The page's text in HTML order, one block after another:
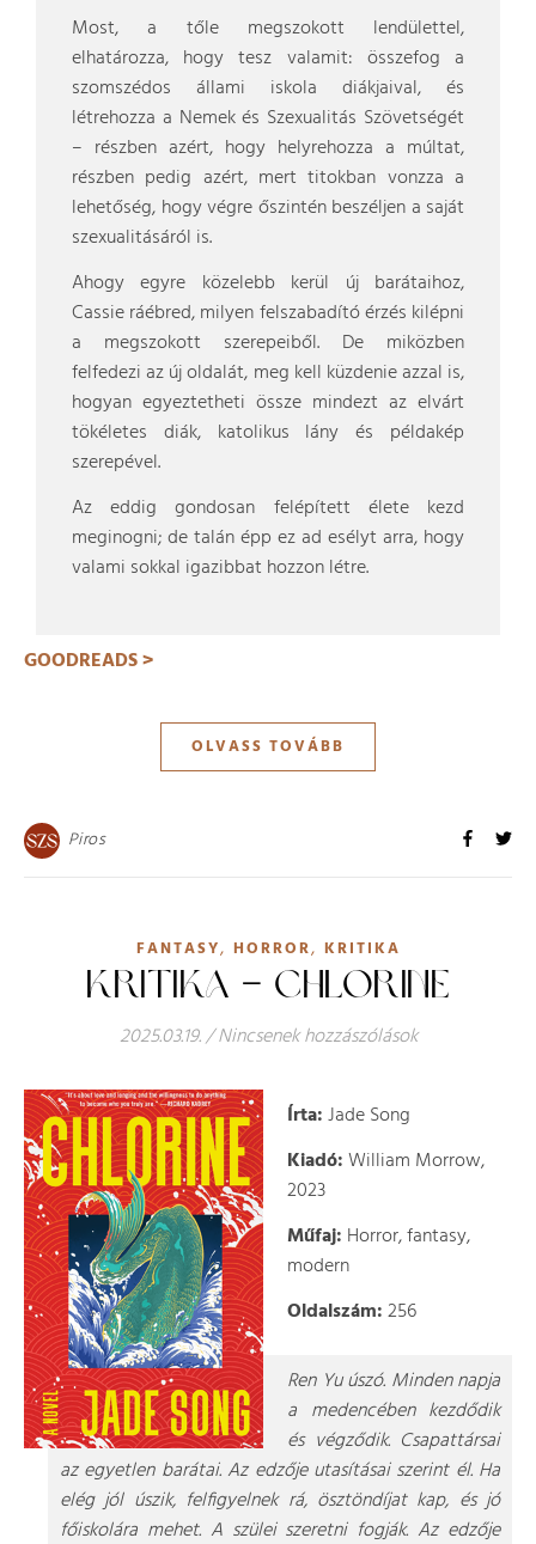
Most, a tőle megszokott lendülettel,
elhatározza, hogy tesz valamit: összefog a
szomszédos állami iskola diákjaival, és
létrehozza a Nemek és Szexualitás Szövetségét
– részben azért, hogy helyrehozza a múltat,
részben pedig azért, mert titokban vonzza a
lehetőség, hogy végre őszintén beszéljen a saját
szexualitásáról is.
Ahogy egyre közelebb kerül új barátaihoz,
Cassie ráébred, milyen felszabadító érzés kilépni
a megszokott szerepeiből. De miközben
felfedezi az új oldalát, meg kell küzdenie azzal is,
hogyan egyeztetheti össze mindezt az elvárt
tökéletes diák, katolikus lány és példakép
szerepével.
Az eddig gondosan felépített élete kezd
meginogni; de talán épp ez ad esélyt arra, hogy
valami sokkal igazibbat hozzon létre.
GOODREADS >
OLVASS TOVÁBB
Piros
FANTASY, HORROR, KRITIKA
KRITIKA – CHLORINE
2025.03.19./ Nincsenek hozzászólások
Írta:Jade Song
Kiadó:William Morrow,
2023
Műfaj: Horror, fantasy,
modern
Oldalszám:256
Ren Yu úszó. Minden napja
a medencében kezdődik
és végződik. Csapattársai
az egyetlen barátai. Az edzője utasításai szerint él. Ha
elég jól úszik, felfigyelnek rá, ösztöndíjat kap, és jó
főiskolára mehet. A szülei szeretni fogják. Az edzője